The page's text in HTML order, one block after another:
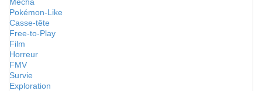
Pokémon-Like
Casse-tête
Free-to-Play
Film
Horreur
FMV
Survie
Exploration